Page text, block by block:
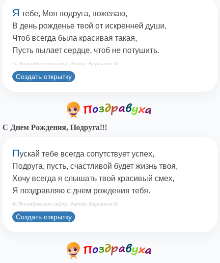
Я тебе, Моя подруга, пожелаю,
В день рожденье твой от искренней души,
Чтоб всегда была красивая такая,
Пусть пылает сердце, чтоб не потушить.
© Принадлежит сайту. Автор: Берсанов М.
Создать открытку
С Днем Рождения, Подруга!!!
Пускай тебе всегда сопутствует успех,
Подруга, пусть, счастливой будет жизнь твоя,
Хочу всегда я слышать твой красивый смех,
Я поздравляю с днем рождения тебя.
© Принадлежит сайту. Автор: Берсанов М.
Создать открытку